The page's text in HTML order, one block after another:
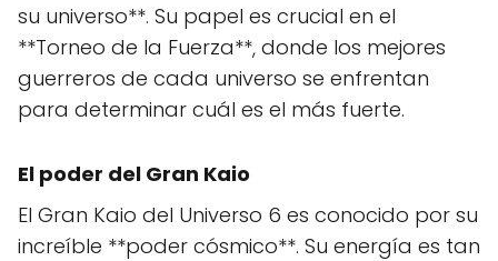
su universo**. Su papel es crucial en el
**Torneo de la Fuerza**, donde los mejores
guerreros de cada universo se enfrentan
para determinar cuál es el más fuerte.
El poder del Gran Kaio
El Gran Kaio del Universo 6 es conocido por su
increíble **poder cósmico**. Su energía es tan